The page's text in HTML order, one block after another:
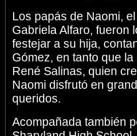
Los papás de Naomi,
Gabriela Alfaro, fueron
festejar a su hija,
Gómez, en tanto que
René Salinas, quien
Naomi disfrutó en
queridos.
Acompañada también